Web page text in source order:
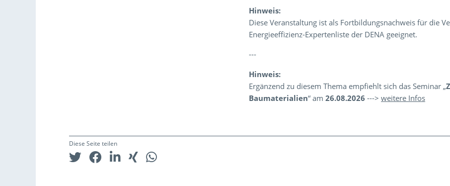
Hinweis:
Diese Veranstaltung ist als Fortbildungsnachweis für die
Energieeffizienz-Expertenliste der DENA geeignet.
---
Hinweis:
Ergänzend zu diesem Thema empfiehlt sich das Seminar „
Baumaterialien“ am26.08.2026 --->weitere Infos
Diese Seite teilen